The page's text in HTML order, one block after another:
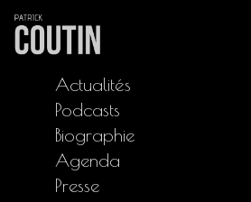
Actualités
Podcasts
Biographie
Agenda
Presse